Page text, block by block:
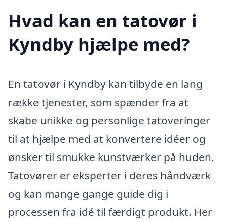
Hvad kan en tatovør i
Kyndby hjælpe med?
En tatovør i Kyndby kan tilbyde en lang
række tjenester, som spænder fra at
skabe unikke og personlige tatoveringer
til at hjælpe med at konvertere idéer og
ønsker til smukke kunstværker på huden.
Tatovører er eksperter i deres håndværk
og kan mange gange guide dig i
processen fra idé til færdigt produkt. Her